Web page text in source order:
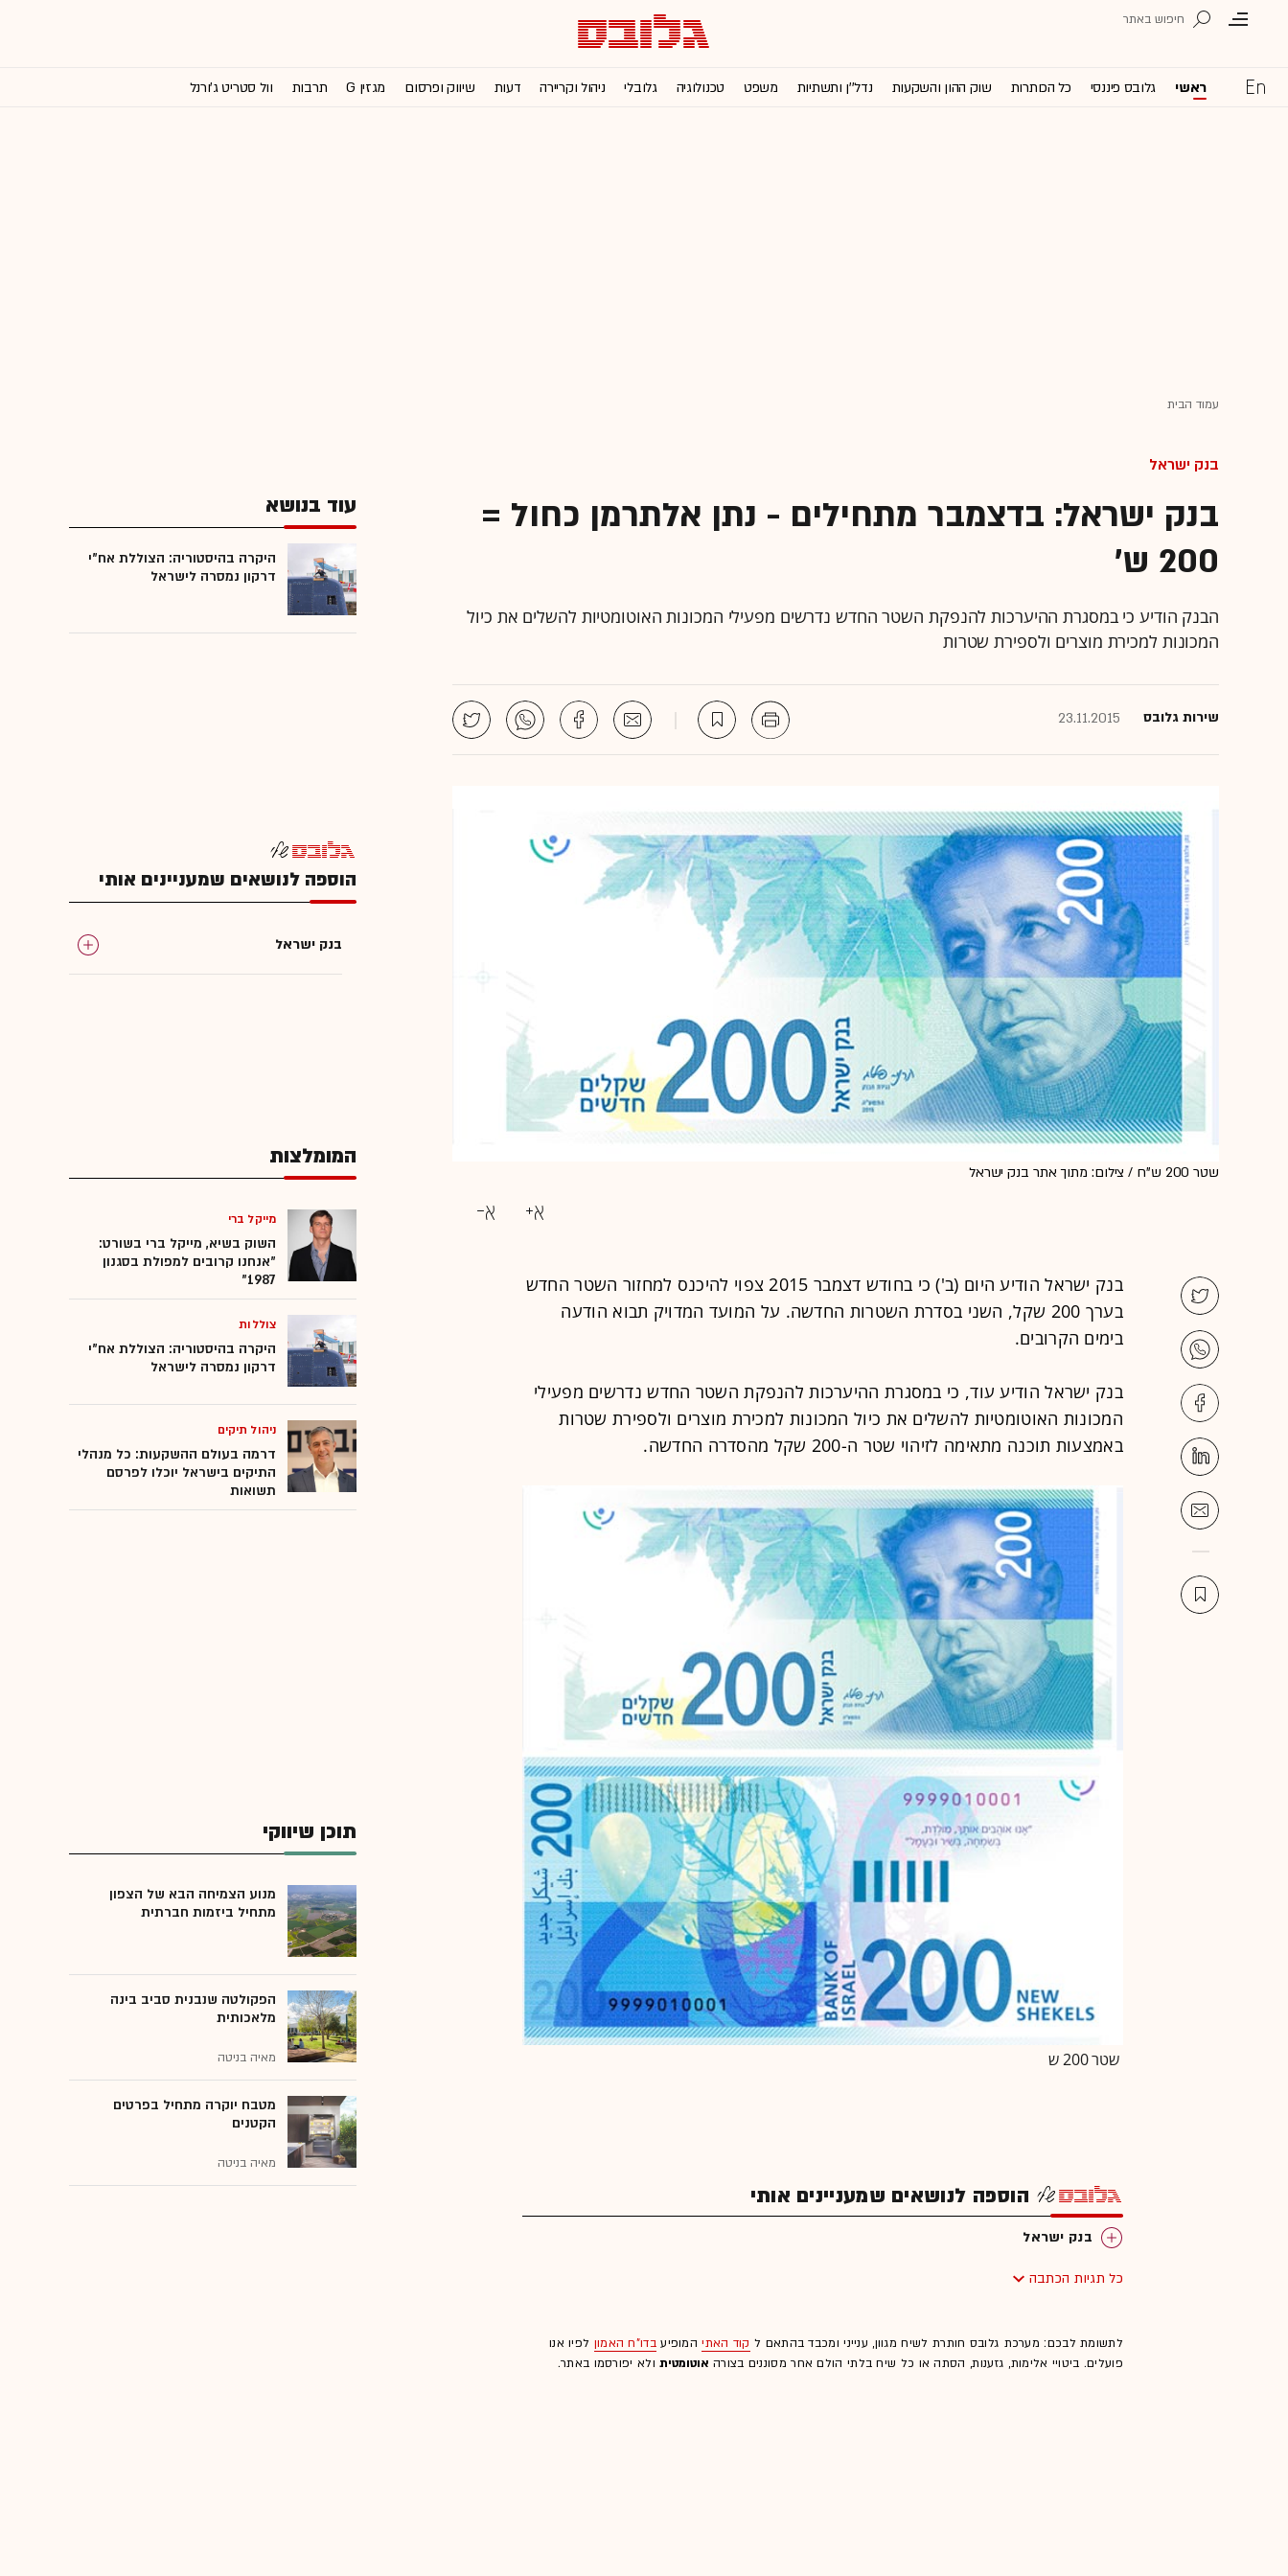
ראשי גלובס פיננסי כל הכותרות שוק ההון והשקעות נדל''ן ותשתיות משפט טכנולוגיה גלובלי ניהול וקריירה דעות שיווק ופרסום מגזין G תרבות וול סטריט ג'ורנל
עמוד הבית
בנק ישראל
בנק ישראל: בדצמבר מתחילים - נתן אלתרמן כחול =
200 ש'
הבנק הודיע כי במסגרת ההיערכות להנפקת השטר החדש נדרשים מפעילי המכונות האוטומטיות להשלים את כיול
המכונות למכירת מוצרים ולספירת שטרות
שירות גלובס 23.11.2015
שטר 200 ש"ח / צילום: מתוך אתר בנק ישראל
בנק ישראל הודיע היום (ב') כי בחודש דצמבר 2015 צפוי להיכנס למחזור השטר החדש
בערך 200 שקל, השני בסדרת השטרות החדשה. על המועד המדויק תבוא הודעה
בימים הקרובים.
בנק ישראל הודיע עוד, כי במסגרת ההיערכות להנפקת השטר החדש נדרשים מפעילי
המכונות האוטומטיות להשלים את כיול המכונות למכירת מוצרים ולספירת שטרות
באמצעות תוכנה מתאימה לזיהוי שטר ה-200 שקל מהסדרה החדשה.
שטר 200 ש
הוספה לנושאים שמעניינים אותי
בנק ישראל
כל תגיות הכתבה
לתשומת לבכם: מערכת גלובס חותרת לשיח מגוון, ענייני ומכבד בהתאם ל קוד האתיהמופיעבדו"ח האמון לפיו אנו
פועלים. ביטויי אלימות, גזענות, הסתה או כל שיח בלתי הולם אחר מסוננים בצורה אוטומטיתולא יפורסמו באתר.
עוד בנושא
היקרה בהיסטוריה: הצוללת אח"י
דרקון נמסרה לישראל
הוספה לנושאים שמעניינים אותי
בנק ישראל
המומלצות
מייקל ברי
השוק בשיא, מייקל ברי בשורט:
"אנחנו קרובים למפולת בסגנון
1987"
צוללות
היקרה בהיסטוריה: הצוללת אח"י
דרקון נמסרה לישראל
ניהול תיקים
דרמה בעולם ההשקעות: כל מנהלי
התיקים בישראל יוכלו לפרסם
תשואות
תוכן שיווקי
מנוע הצמיחה הבא של הצפון
מתחיל ביזמות חברתית
הפקולטה שנבנית סביב בינה
מלאכותית
מאיה בניטה
מטבח יוקרה מתחיל בפרטים
הקטנים
מאיה בניטה